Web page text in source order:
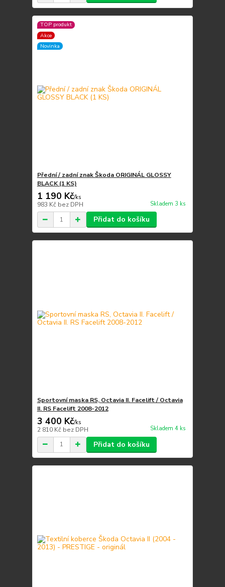
TOP produkt
Akce
Novinka
Přední / zadní znak Škoda ORIGINÁL GLOSSY
BLACK (1 KS)
1 190 Kč/ks
983 Kč bez DPH Skladem 3 ks
Přidat do košíku
Sportovní maska RS, Octavia II. Facelift / Octavia
II. RS Facelift 2008-2012
3 400 Kč/ks
2 810 Kč bez DPH Skladem 4 ks
Přidat do košíku